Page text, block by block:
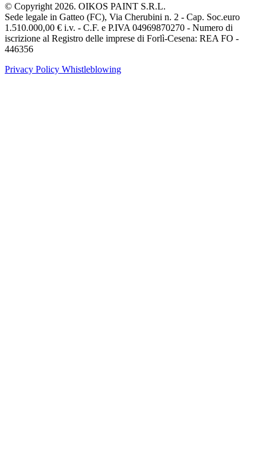
© Copyright 2026. OIKOS PAINT S.R.L.
Sede legale in Gatteo (FC), Via Cherubini n. 2 - Cap. Soc.euro
1.510.000,00 € i.v. - C.F. e P.IVA 04969870270 - Numero di
iscrizione al Registro delle imprese di Forlì-Cesena: REA FO -
446356
Privacy Policy Whistleblowing